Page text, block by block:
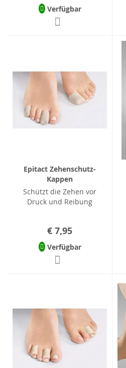
Verfügbar
Epitact Zehenschutz-
Kappen
Schützt die Zehen vor
Druck und Reibung
€ 7,95
Verfügbar